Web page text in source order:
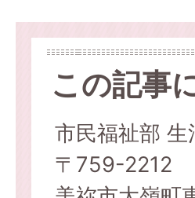
この記事
市民福祉部 生
〒759-2212